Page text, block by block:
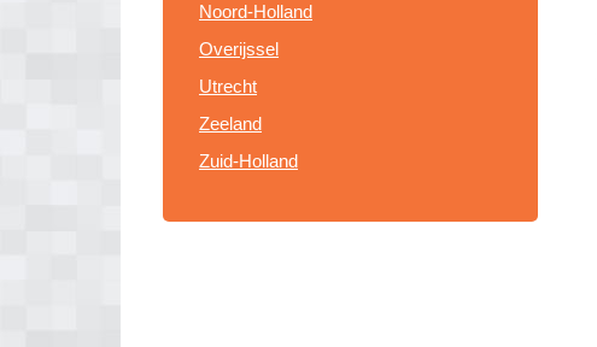
Noord-Holland
Overijssel
Utrecht
Zeeland
Zuid-Holland